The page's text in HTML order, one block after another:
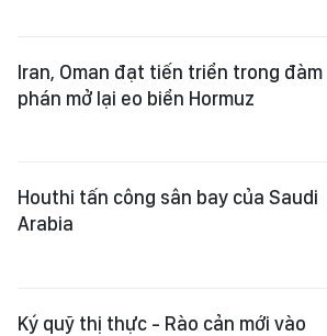
Iran, Oman đạt tiến triển trong đàm
phán mở lại eo biển Hormuz
Houthi tấn công sân bay của Saudi
Arabia
Ký quỹ thị thực - Rào cản mới vào